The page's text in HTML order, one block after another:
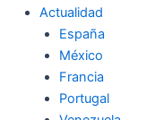
Actualidad
España
México
Francia
Portugal